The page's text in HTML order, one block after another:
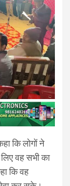
कि लोगों ने
वह सभी का
कि वह